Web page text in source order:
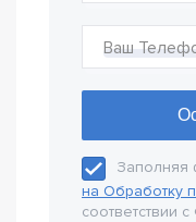
Ваш
Заполняя
на Обработку
соответствии